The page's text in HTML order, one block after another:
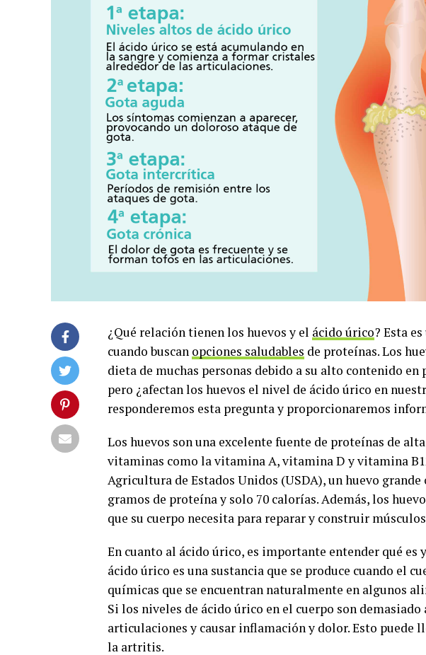
¿Qué relación tienen los huevos y el ácido úrico? Esta
cuando buscan opciones saludables de proteínas. Los
dieta de muchas personas debido a su alto contenido
pero ¿afectan los huevos el nivel de ácido úrico en
responderemos esta pregunta y proporcionaremos
Los huevos son una excelente fuente de proteínas de
vitaminas como la vitamina A, vitamina D y vitamina
Agricultura de Estados Unidos (USDA), un huevo
gramos de proteína y solo 70 calorías. Además, los
que su cuerpo necesita para reparar y construir
En cuanto al ácido úrico, es importante entender qué es
ácido úrico es una sustancia que se produce cuando el
químicas que se encuentran naturalmente en algunos
Si los niveles de ácido úrico en el cuerpo son
articulaciones y causar inflamación y dolor. Esto puede
la artritis.